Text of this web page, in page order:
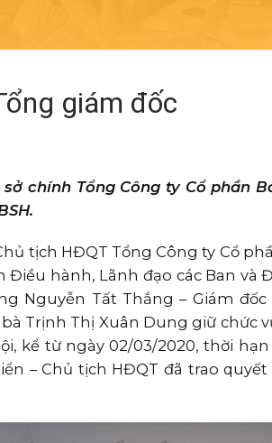
giám đốc
chính Tổng Công ty Cổ phần
tịch HĐQT Tổng Công ty Cổ
Điều hành, Lãnh đạo các Ban và
Nguyễn Tất Thắng – Giám đốc
Trịnh Thị Xuân Dung giữ chức
kể từ ngày 02/03/2020, thời
– Chủ tịch HĐQT đã trao